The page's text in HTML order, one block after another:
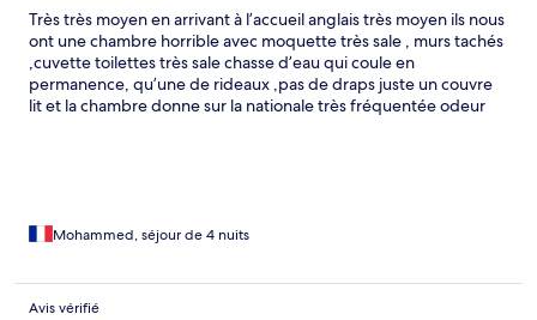
Très très moyen en arrivant à l’accueil anglais très moyen ils nous
ont une chambre horrible avec moquette très sale , murs tachés
,cuvette toilettes très sale chasse d’eau qui coule en
permanence, qu’une de rideaux ,pas de draps juste un couvre
lit et la chambre donne sur la nationale très fréquentée odeur
Mohammed, séjour de 4 nuits
Avis vérifié